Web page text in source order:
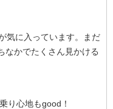
気に入っています。まだ
なかでたくさん見かける
り心地もgood！